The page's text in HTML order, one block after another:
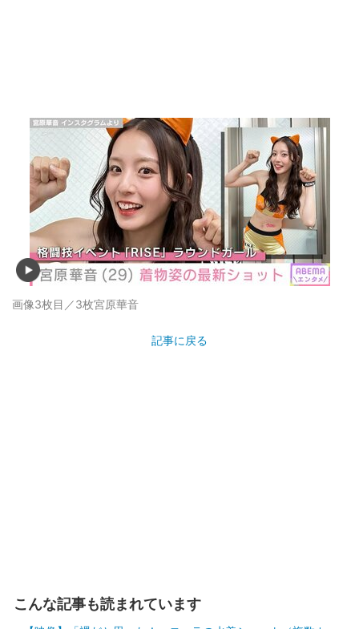
画像3枚目／3枚宮原華音
記事に戻る
こんな記事も読まれています